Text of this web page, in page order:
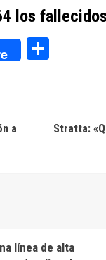
los
a
Stratta:
línea de alta